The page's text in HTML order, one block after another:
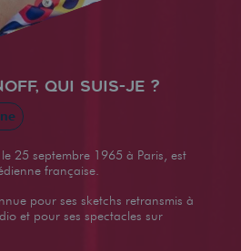
qui suis-je ?
25 septembre 1965 à Paris, est
française.
pour ses sketchs retransmis à
et pour ses spectacles sur